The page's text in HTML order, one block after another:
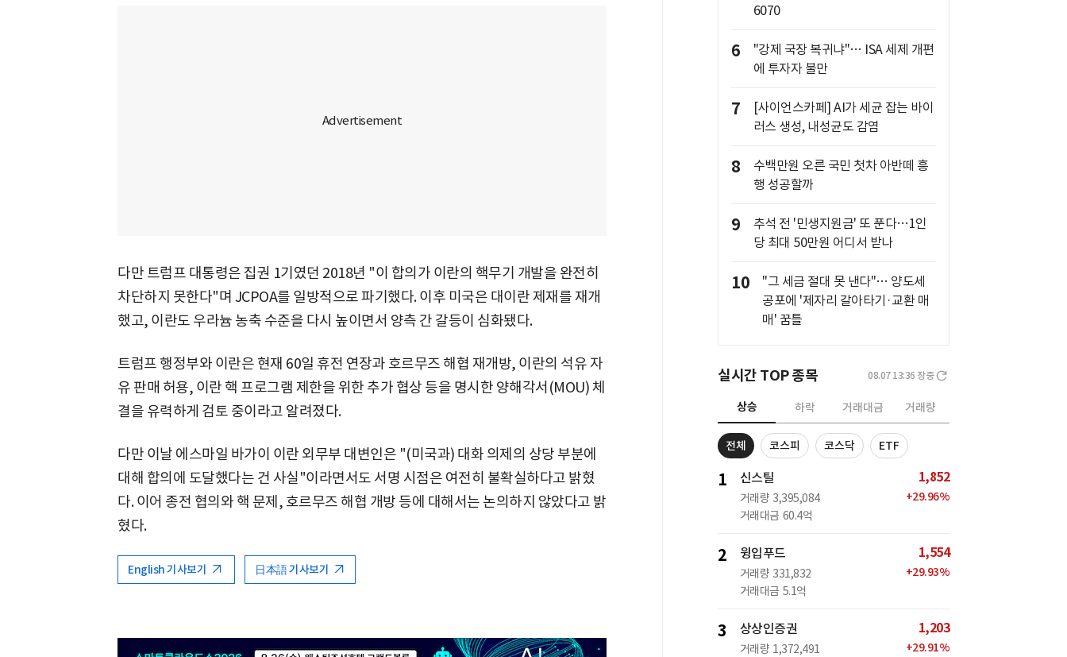
다만 트럼프 대통령은 집권 1기였던 2018년 "이 합의가 이란의 핵무기 개발을 완전히
차단하지 못한다"며 JCPOA를 일방적으로 파기했다. 이후 미국은 대이란 제재를 재개
했고, 이란도 우라늄 농축 수준을 다시 높이면서 양측 간 갈등이 심화됐다.
트럼프 행정부와 이란은 현재 60일 휴전 연장과 호르무즈 해협 재개방, 이란의 석유 자
유 판매 허용, 이란 핵 프로그램 제한을 위한 추가 협상 등을 명시한 양해각서(MOU) 체
결을 유력하게 검토 중이라고 알려졌다.
다만 이날 에스마일 바가이 이란 외무부 대변인은 "(미국과) 대화 의제의 상당 부분에
대해 합의에 도달했다는 건 사실"이라면서도 서명 시점은 여전히 불확실하다고 밝혔
다. 이어 종전 협의와 핵 문제, 호르무즈 해협 개방 등에 대해서는 논의하지 않았다고 밝
혔다.
English 기사보기 日本語 기사보기
6070
6
"강제 국장 복귀냐"… ISA 세제 개편
에 투자자 불만
7
[사이언스카페] AI가 세균 잡는 바이
러스 생성, 내성균도 감염
8
수백만원 오른 국민 첫차 아반떼 흥
행 성공할까
9
추석 전 '민생지원금' 또 푼다…1인
당 최대 50만원 어디서 받나
10
"그 세금 절대 못 낸다"… 양도세
공포에 '제자리 갈아타기·교환 매
매' 꿈틀
실시간 TOP 종목 08.07 13:36 장중
상승 하락 거래대금 거래량
전체 코스피 코스닥 ETF
1 신스틸
거래량 3,395,084
거래대금 60.4억
1,852
+29.96%
2 윙입푸드
거래량 331,832
거래대금 5.1억
1,554
+29.93%
3 상상인증권
거래량 1,372,491
1,203
+29.91%